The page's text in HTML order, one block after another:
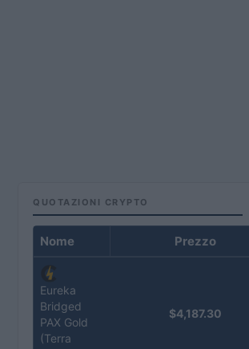
QUOTAZIONI CRYPTO
Nome Prezzo
Eureka
Bridged
PAX Gold
(Terra
$4,187.30